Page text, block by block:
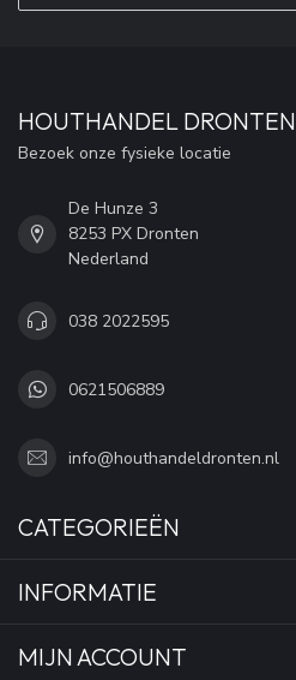
HOUTHANDEL DRONTEN
Bezoek onze fysieke locatie
De Hunze 3
8253 PX Dronten
Nederland
038 2022595
0621506889
info@houthandeldronten.nl
CATEGORIEËN
INFORMATIE
MIJN ACCOUNT